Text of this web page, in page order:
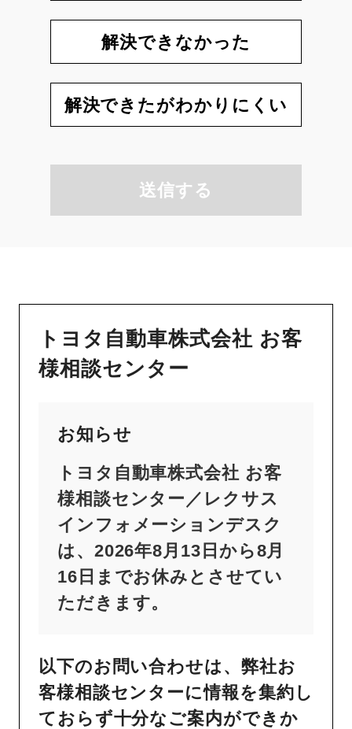
解決できなかった
解決できたがわかりにくい
送信する
トヨタ自動車株式会社 お客
様相談センター
お知らせ
トヨタ自動車株式会社 お客
様相談センター／レクサス
インフォメーションデスク
は、2026年8月13日から8月
16日までお休みとさせてい
ただきます。
以下のお問い合わせは、弊社お
客様相談センターに情報を集約し
ておらず十分なご案内ができか